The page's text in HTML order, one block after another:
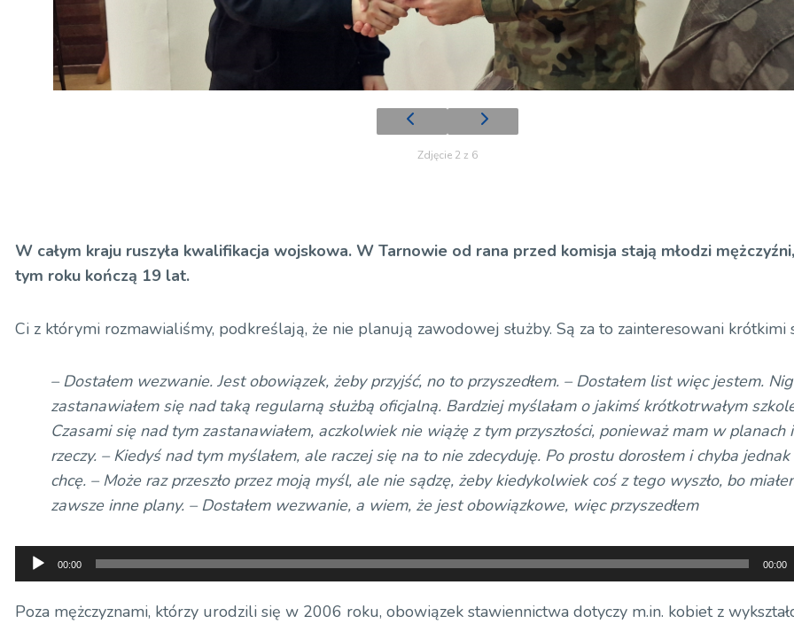
Zdjęcie 2 z 6
W całym kraju ruszyła kwalifikacja wojskowa. W Tarnowie od rana przed komisja stają młodzi
tym roku kończą 19 lat.
Ci z którymi rozmawialiśmy, podkreślają, że nie planują zawodowej służby. Są za to zainteresowani krótkimi
– Dostałem wezwanie. Jest obowiązek, żeby przyjść, no to przyszedłem. – Dostałem list więc jestem.
zastanawiałem się nad taką regularną służbą oficjalną. Bardziej myślałam o jakimś krótkotrwałym
Czasami się nad tym zastanawiałem, aczkolwiek nie wiążę z tym przyszłości, ponieważ mam w planach
rzeczy. – Kiedyś nad tym myślałem, ale raczej się na to nie zdecyduję. Po prostu dorosłem i chyba
chcę. – Może raz przeszło przez moją myśl, ale nie sądzę, żeby kiedykolwiek coś z tego wyszło, bo
zawsze inne plany. – Dostałem wezwanie, a wiem, że jest obowiązkowe, więc przyszedłem
Odtwarzacz
plików
dźwiękowych
00:00 00:00
Poza mężczyznami, którzy urodzili się w 2006 roku, obowiązek stawiennictwa dotyczy m.in. kobiet z